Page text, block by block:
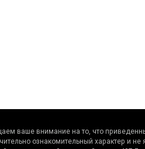
вaше внимaние нa то, что
ознакомительный харaктер и не